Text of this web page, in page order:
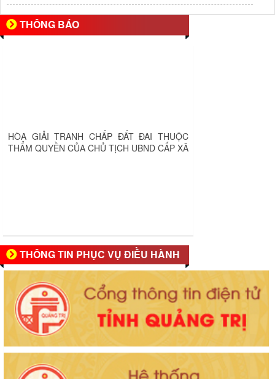
THÔNG BÁO
HÒA GIẢI TRANH CHẤP ĐẤT ĐAI THUỘC
THẨM QUYỀN CỦA CHỦ TỊCH UBND CẤP XÃ
THÔNG TIN PHỤC VỤ ĐIỀU HÀNH